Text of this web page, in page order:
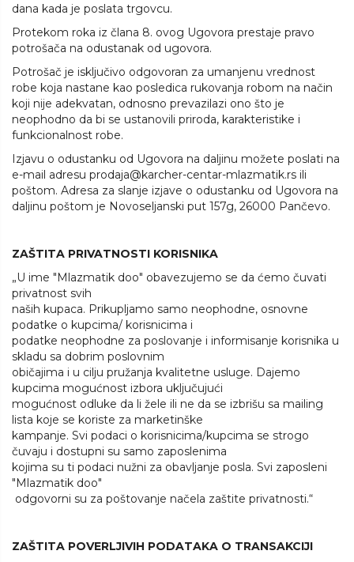
dana kada je poslata trgovcu.
Protekom roka iz člana 8. ovog Ugovora prestaje pravo
potrošača na odustanak od ugovora.
Potrošač je isključivo odgovoran za umanjenu vrednost
robe koja nastane kao posledica rukovanja robom na način
koji nije adekvatan, odnosno prevazilazi ono što je
neophodno da bi se ustanovili priroda, karakteristike i
funkcionalnost robe.
Izjavu o odustanku od Ugovora na daljinu možete poslati na
e-mail adresu prodaja@karcher-centar-mlazmatik.rs ili
poštom. Adresa za slanje izjave o odustanku od Ugovora na
daljinu poštom je Novoseljanski put 157g, 26000 Pančevo.
ZAŠTITA PRIVATNOSTI KORISNIKA
„U ime "Mlazmatik doo" obavezujemo se da ćemo čuvati
privatnost svih
naših kupaca. Prikupljamo samo neophodne, osnovne
podatke o kupcima/ korisnicima i
podatke neophodne za poslovanje i informisanje korisnika u
skladu sa dobrim poslovnim
običajima i u cilju pružanja kvalitetne usluge. Dajemo
kupcima mogućnost izbora uključujući
mogućnost odluke da li žele ili ne da se izbrišu sa mailing
lista koje se koriste za marketinške
kampanje. Svi podaci o korisnicima/kupcima se strogo
čuvaju i dostupni su samo zaposlenima
kojima su ti podaci nužni za obavljanje posla. Svi zaposleni
"Mlazmatik doo"
odgovorni su za poštovanje načela zaštite privatnosti.“
ZAŠTITA POVERLJIVIH PODATAKA O TRANSAKCIJI